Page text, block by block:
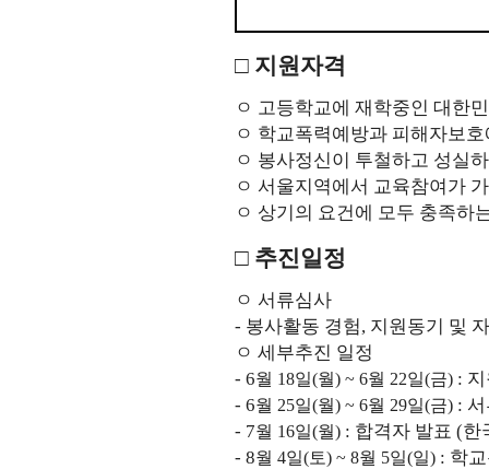
□ 지원자격
ㅇ 고등학교에 재학중인 대한
ㅇ 학교폭력예방과 피해자보
ㅇ 봉사정신이 투철하고 성실
ㅇ 서울지역에서 교육참여가
ㅇ 상기의 요건에 모두 충족하
□ 추진일정
ㅇ 서류심사
- 봉사활동 경험, 지원동기 및
ㅇ 세부추진 일정
- 6월 18일(월) ~ 6월 22일(금) :
- 6월 25일(월) ~ 6월 29일(금) :
- 7월 16일(월) : 합격자 발표 (한
- 8월 4일(토) ~ 8월 5일(일) : 학